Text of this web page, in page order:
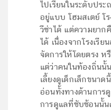
ไปเรียนในระดับประ
อยู่แบบ โฮมสเตย์ โร
วีซ่าได้ แต่ความยาก
ได้ เนื่องจากโรงเรี
จัดการให้โดยตรง ห
แต่ว่าคนในท้องถิ่นนั้
เลี้ยงดูเด็กเล็กขนาด
อ่อนทั้งทางด้านการ
การดูแลที่ซับซ้อนนั้น